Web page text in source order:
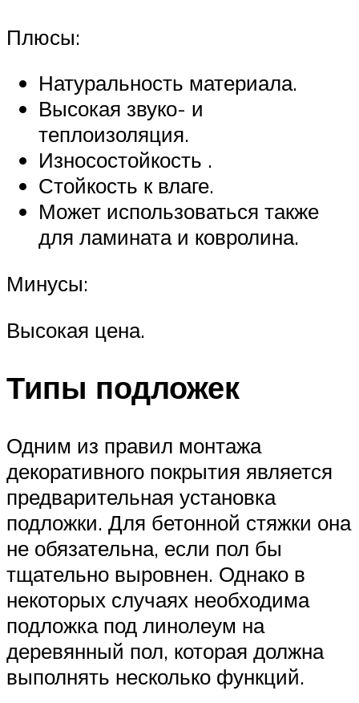
Плюсы:
Натуральность материала.
Высокая звуко- и
теплоизоляция.
Износостойкость .
Стойкость к влаге.
Может использоваться также
для ламината и ковролина.
Минусы:
Высокая цена.
Типы подложек
Одним из правил монтажа
декоративного покрытия является
предварительная установка
подложки. Для бетонной стяжки она
не обязательна, если пол бы
тщательно выровнен. Однако в
некоторых случаях необходима
подложка под линолеум на
деревянный пол, которая должна
выполнять несколько функций.